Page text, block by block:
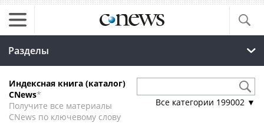
Разделы
Индексная книга (каталог)
CNews*
Получите все материалы
CNews по ключевому слову
Все категории 199002 ▼